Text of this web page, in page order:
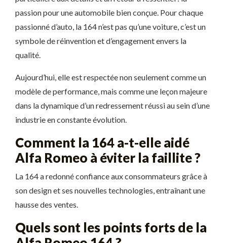
passion pour une automobile bien conçue. Pour chaque
passionné d’auto, la 164 n’est pas qu’une voiture, c’est un
symbole de réinvention et d’engagement envers la
qualité.
Aujourd’hui, elle est respectée non seulement comme un
modèle de performance, mais comme une leçon majeure
dans la dynamique d’un redressement réussi au sein d’une
industrie en constante évolution.
Comment la 164 a-t-elle aidé
Alfa Romeo à éviter la faillite ?
La 164 a redonné confiance aux consommateurs grâce à
son design et ses nouvelles technologies, entraînant une
hausse des ventes.
Quels sont les points forts de la